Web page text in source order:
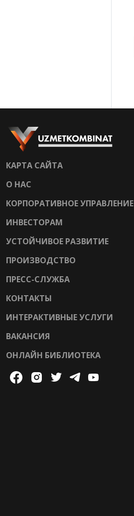
КАРТА САЙТА
О НАС
КОРПОРАТИВНОЕ УПРАВЛЕНИЕ
ИНВЕСТОРАМ
УСТОЙЧИВОЕ РАЗВИТИЕ
ПРОИЗВОДСТВО
ПРЕСС-СЛУЖБА
КОНТАКТЫ
ИНТЕРАКТИВНЫЕ УСЛУГИ
ВАКАНСИЯ
ОНЛАЙН БИБЛИОТЕКА